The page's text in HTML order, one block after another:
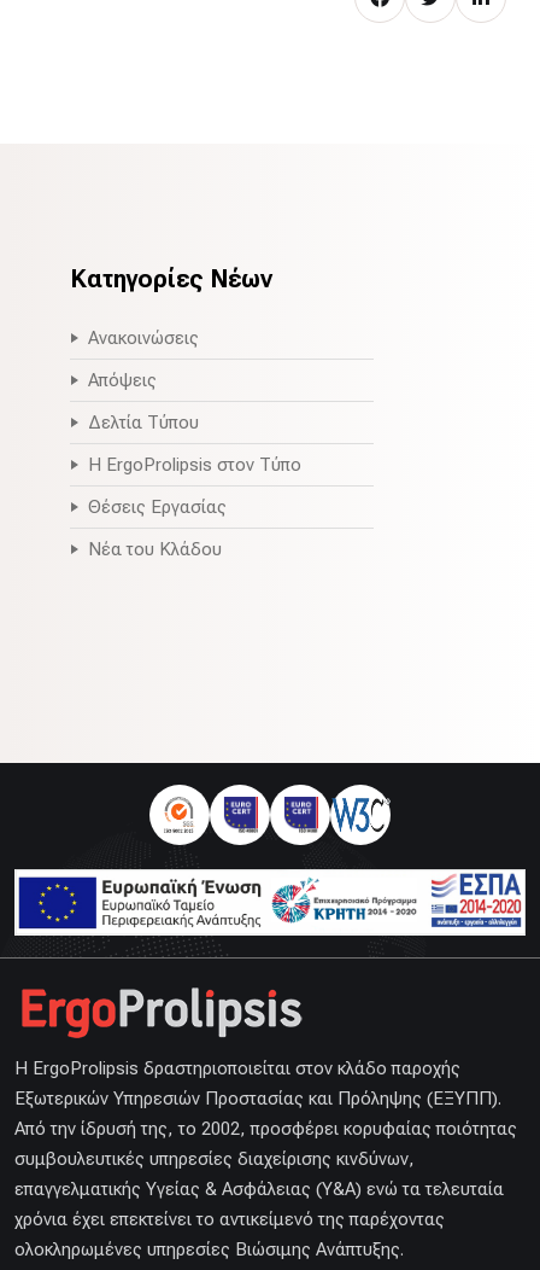
Κατηγορίες Νέων
Ανακοινώσεις
Απόψεις
Δελτία Τύπου
Η ErgoProlipsis στον Τύπο
Θέσεις Εργασίας
Νέα του Κλάδου
H ErgoProlipsis δραστηριοποιείται στον κλάδο παροχής
Εξωτερικών Υπηρεσιών Προστασίας και Πρόληψης (ΕΞΥΠΠ).
Από την ίδρυσή της, το 2002, προσφέρει κορυφαίας ποιότητας
συμβουλευτικές υπηρεσίες διαχείρισης κινδύνων,
επαγγελματικής Υγείας & Ασφάλειας (Υ&Α) ενώ τα τελευταία
χρόνια έχει επεκτείνει το αντικείμενό της παρέχοντας
ολοκληρωμένες υπηρεσίες Βιώσιμης Ανάπτυξης.